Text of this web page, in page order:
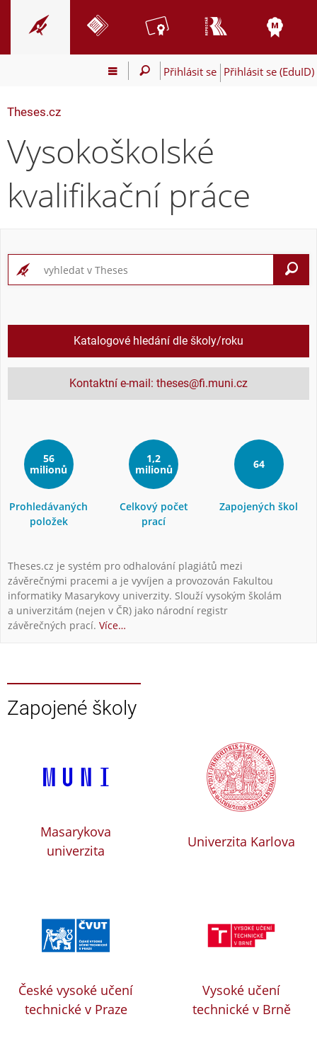
Přihlásit se Přihlásit se (EduID)
Theses.cz
Vysokoškolské
kvalifikační práce
Katalogové hledání dle školy/roku
Kontaktní e-mail: theses@fi.muni.cz
56
milionů
Prohledávaných
položek
1,2
milionů
Celkový počet
prací
64
Zapojených škol
Theses.cz je systém pro odhalování plagiátů mezi
závěrečnými pracemi a je vyvíjen a provozován Fakultou
informatiky Masarykovy univerzity. Slouží vysokým školám
a univerzitám (nejen v ČR) jako národní registr
závěrečných prací. Více…
Zapojené školy
Masarykova
univerzita
Univerzita Karlova
České vysoké učení
technické v Praze
Vysoké učení
technické v Brně